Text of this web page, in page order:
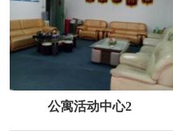
公寓活动中心2